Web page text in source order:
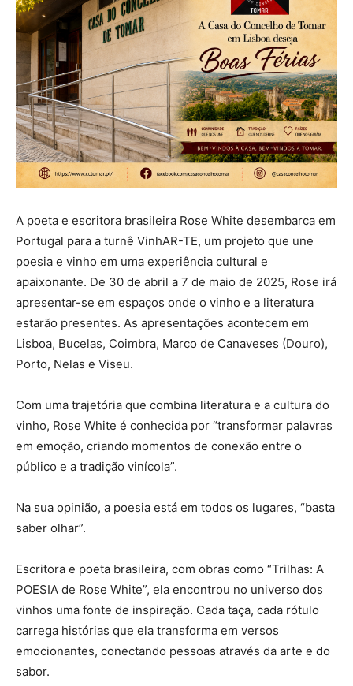
A poeta e escritora brasileira Rose White desembarca em
Portugal para a turnê VinhAR-TE, um projeto que une
poesia e vinho em uma experiência cultural e
apaixonante. De 30 de abril a 7 de maio de 2025, Rose irá
apresentar-se em espaços onde o vinho e a literatura
estarão presentes. As apresentações acontecem em
Lisboa, Bucelas, Coimbra, Marco de Canaveses (Douro),
Porto, Nelas e Viseu.
Com uma trajetória que combina literatura e a cultura do
vinho, Rose White é conhecida por “transformar palavras
em emoção, criando momentos de conexão entre o
público e a tradição vinícola”.
Na sua opinião, a poesia está em todos os lugares, “basta
saber olhar”.
Escritora e poeta brasileira, com obras como “Trilhas: A
POESIA de Rose White”, ela encontrou no universo dos
vinhos uma fonte de inspiração. Cada taça, cada rótulo
carrega histórias que ela transforma em versos
emocionantes, conectando pessoas através da arte e do
sabor.